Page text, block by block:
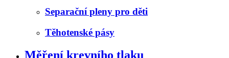
Separační pleny pro děti
Těhotenské pásy
Měření krevního tlaku